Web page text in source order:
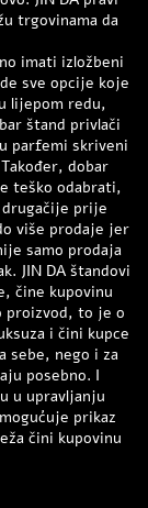
trgovinama da
imati izložbeni
sve opcije koje
lijepom redu,
štand privlači
parfemi skriveni
dobar
teško odabrati,
prije
više prodaje jer
samo prodaja
JIN DA štandovi
čine kupovinu
proizvod, to je o
i čini kupce
sebe, nego i za
posebno. I
u upravljanju
prikaz
čini kupovinu